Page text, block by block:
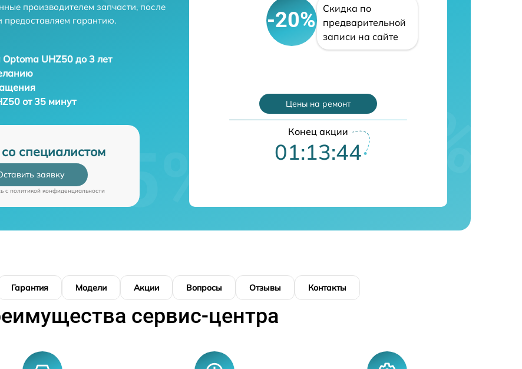
производителем запчасти, после
гарантию.
Optoma UHZ50 до 3 лет
от 35 минут
специалистом
заявку
c политикой конфиденциальности
-20%
Скидка по
предварительной
записи на сайте
Цены на ремонт
Конец акции
01:13:43
Гарантия Модели Акции Вопросы Отзывы Контакты
сервис-центра